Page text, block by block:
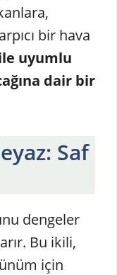
bir hava
uyumlu
dair bir
Saf
dengeler
Bu ikili,
için